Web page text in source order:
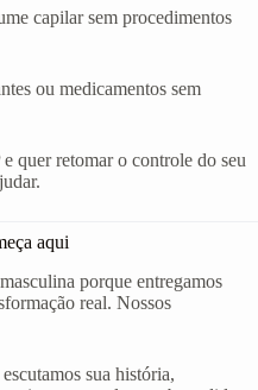
capilar sem procedimentos
ou medicamentos sem
quer retomar o controle do seu
aqui
porque entregamos
real. Nossos
escutamos sua história,